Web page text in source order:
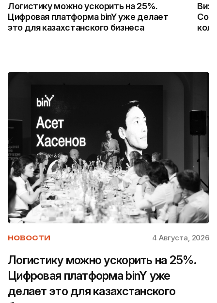
Логистику можно ускорить на 25%.
Цифровая платформа binY уже делает
это для казахстанского бизнеса
НОВОСТИ 4 Августа, 2026
Логистику можно ускорить на 25%.
Цифровая платформа binY уже
делает это для казахстанского